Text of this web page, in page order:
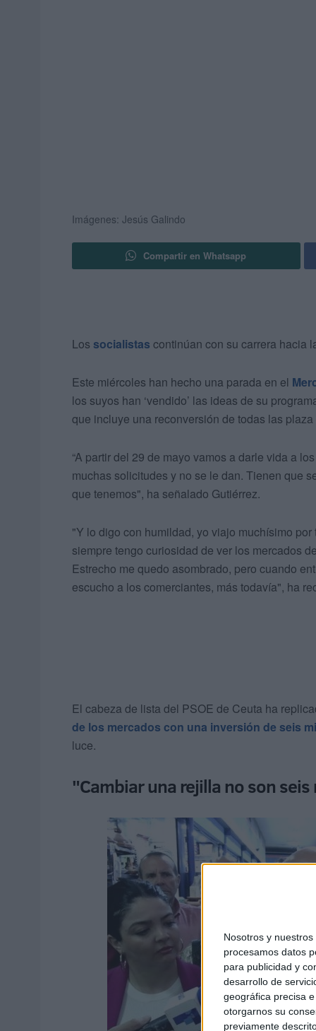
Nosotros y nuestros
procesamos datos
para publicidad y
desarrollo de
geográfica precisa
otorgarnos su
previamente
Imágenes: Jesús Galindo
Compartir en Whatsapp
Los socialistas continúan con su carrera hacia
Este miércoles han hecho una parada en el
los suyos han ‘vendido’ las ideas de su
que incluye una reconversión de todas las
“A partir del 29 de mayo vamos a darle vida a
muchas solicitudes y no se le dan. Tienen que
que tenemos", ha señalado Gutiérrez.
"Y lo digo con humildad, yo viajo muchísimo
siempre tengo curiosidad de ver los mercados
Estrecho me quedo asombrado, pero cuando
escucho a los comerciantes, más todavía", ha
El cabeza de lista del PSOE de Ceuta ha
de los mercados con una inversión de seis
luce.
"Cambiar una rejilla no son